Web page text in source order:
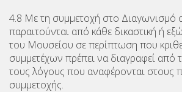
4.8 Με τη συμμετοχή στο Διαγωνισμό
παραιτούνται από κάθε δικαστική ή
του Μουσείου σε περίπτωση που
συμμετέχων πρέπει να διαγραφεί από
τους λόγους που αναφέρονται στους
συμμετοχής.